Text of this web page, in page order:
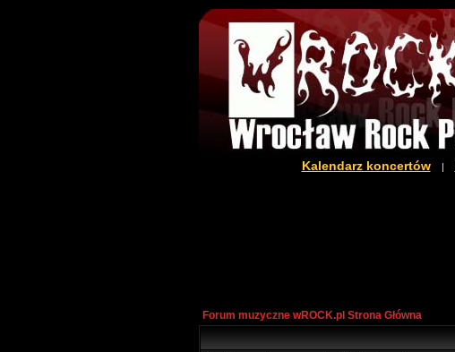
Kalendarz koncertów|
Forum muzyczne wROCK.pl Strona Główna